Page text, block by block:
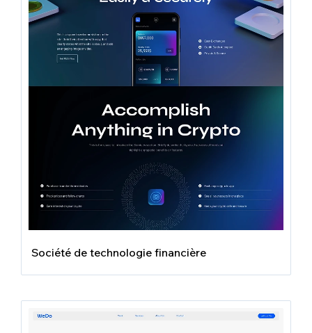
Société de technologie financière